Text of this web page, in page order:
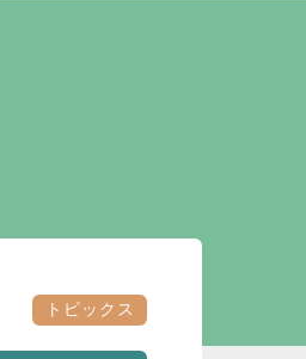
トピックス